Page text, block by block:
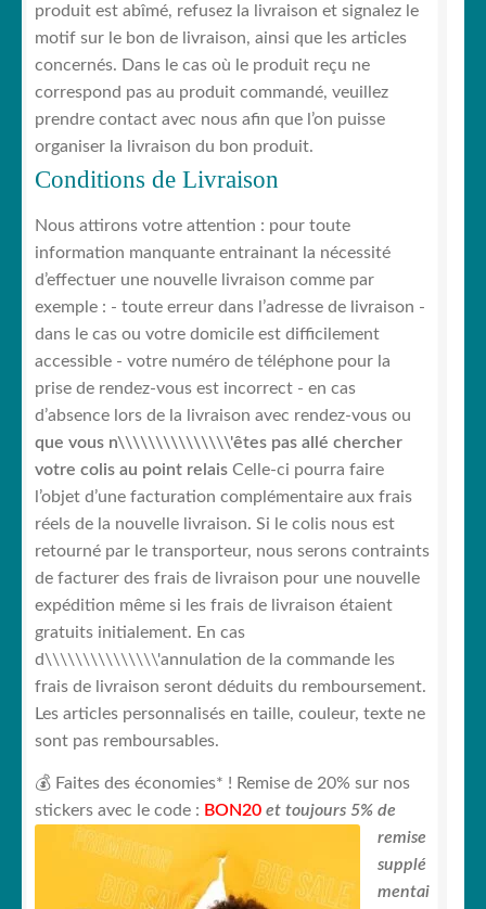
produit est abîmé, refusez la livraison et signalez le
motif sur le bon de livraison, ainsi que les articles
concernés. Dans le cas où le produit reçu ne
correspond pas au produit commandé, veuillez
prendre contact avec nous afin que l’on puisse
organiser la livraison du bon produit.
Conditions de Livraison
Nous attirons votre attention : pour toute
information manquante entrainant la nécessité
d’effectuer une nouvelle livraison comme par
exemple : - toute erreur dans l’adresse de livraison -
dans le cas ou votre domicile est difficilement
accessible - votre numéro de téléphone pour la
prise de rendez-vous est incorrect - en cas
d’absence lors de la livraison avec rendez-vous ou
que vous n\\\\\\\\\\\\\\\'êtes pas allé chercher
votre colis au point relais Celle-ci pourra faire
l’objet d’une facturation complémentaire aux frais
réels de la nouvelle livraison. Si le colis nous est
retourné par le transporteur, nous serons contraints
de facturer des frais de livraison pour une nouvelle
expédition même si les frais de livraison étaient
gratuits initialement. En cas
d\\\\\\\\\\\\\\\'annulation de la commande les
frais de livraison seront déduits du remboursement.
Les articles personnalisés en taille, couleur, texte ne
sont pas remboursables.
💰 Faites des économies* ! Remise de 20% sur nos
stickers avec le code : BON20 et toujours 5% de
remise
supplé
mentai